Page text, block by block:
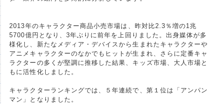
2013年のキャラクター商品小売市場は、昨対比2.3％増の1兆
5700億円となり、3年ぶりに前年を上回りました。出身媒体が多
様化し、新たなメディア・デバイスから生まれたキャラクターや
アニメキャラクターのなかでもヒットが生まれ、さらに定番キャ
ラクターの多くが堅調に推移した結果、キッズ市場、大人市場と
もに活性化しました。
キャラクターランキングでは、５年連続で、第１位は「アンパン
マン」となりました。